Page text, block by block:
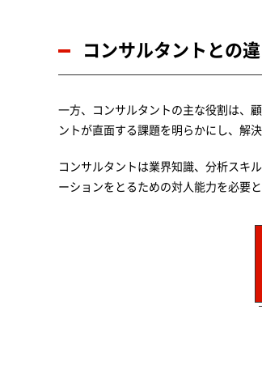
コンサルタントとの
一方、コンサルタントの主な役割は、
ントが直面する課題を明らかにし、解
コンサルタントは業界知識、分析スキ
ーションをとるための対人能力を必要と